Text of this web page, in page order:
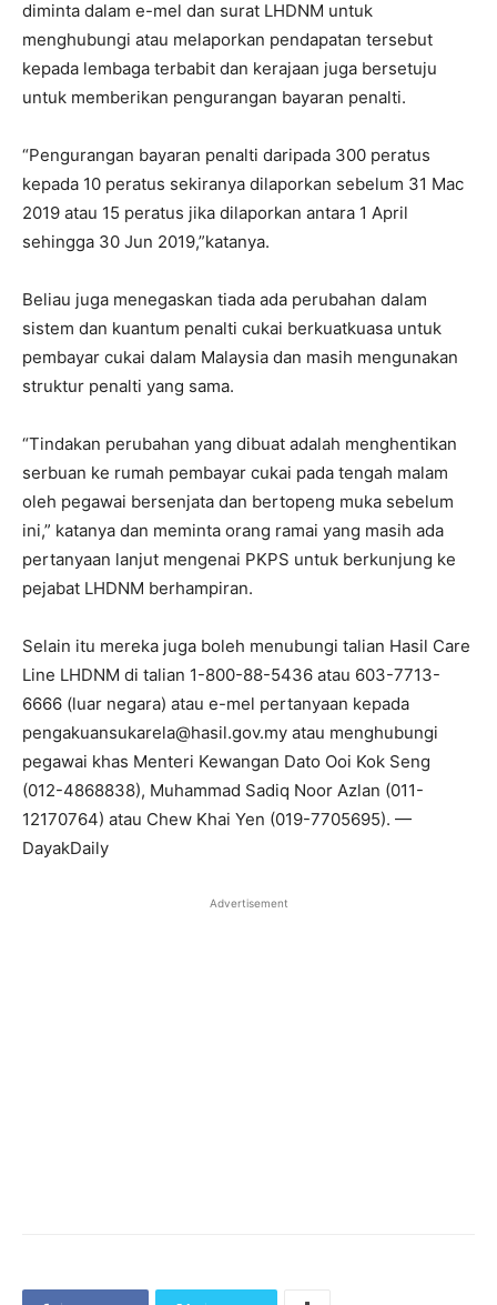
diminta dalam e-mel dan surat LHDNM untuk
menghubungi atau melaporkan pendapatan tersebut
kepada lembaga terbabit dan kerajaan juga bersetuju
untuk memberikan pengurangan bayaran penalti.
“Pengurangan bayaran penalti daripada 300 peratus
kepada 10 peratus sekiranya dilaporkan sebelum 31 Mac
2019 atau 15 peratus jika dilaporkan antara 1 April
sehingga 30 Jun 2019,”katanya.
Beliau juga menegaskan tiada ada perubahan dalam
sistem dan kuantum penalti cukai berkuatkuasa untuk
pembayar cukai dalam Malaysia dan masih mengunakan
struktur penalti yang sama.
“Tindakan perubahan yang dibuat adalah menghentikan
serbuan ke rumah pembayar cukai pada tengah malam
oleh pegawai bersenjata dan bertopeng muka sebelum
ini,” katanya dan meminta orang ramai yang masih ada
pertanyaan lanjut mengenai PKPS untuk berkunjung ke
pejabat LHDNM berhampiran.
Selain itu mereka juga boleh menubungi talian Hasil Care
Line LHDNM di talian 1-800-88-5436 atau 603-7713-
6666 (luar negara) atau e-mel pertanyaan kepada
pengakuansukarela@hasil.gov.my atau menghubungi
pegawai khas Menteri Kewangan Dato Ooi Kok Seng
(012-4868838), Muhammad Sadiq Noor Azlan (011-
12170764) atau Chew Khai Yen (019-7705695). —
DayakDaily
Advertisement